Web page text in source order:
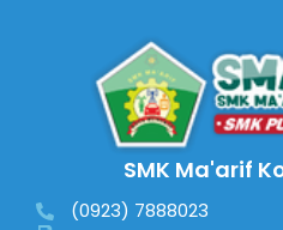
SMK Ma'arif
(0923) 7888023